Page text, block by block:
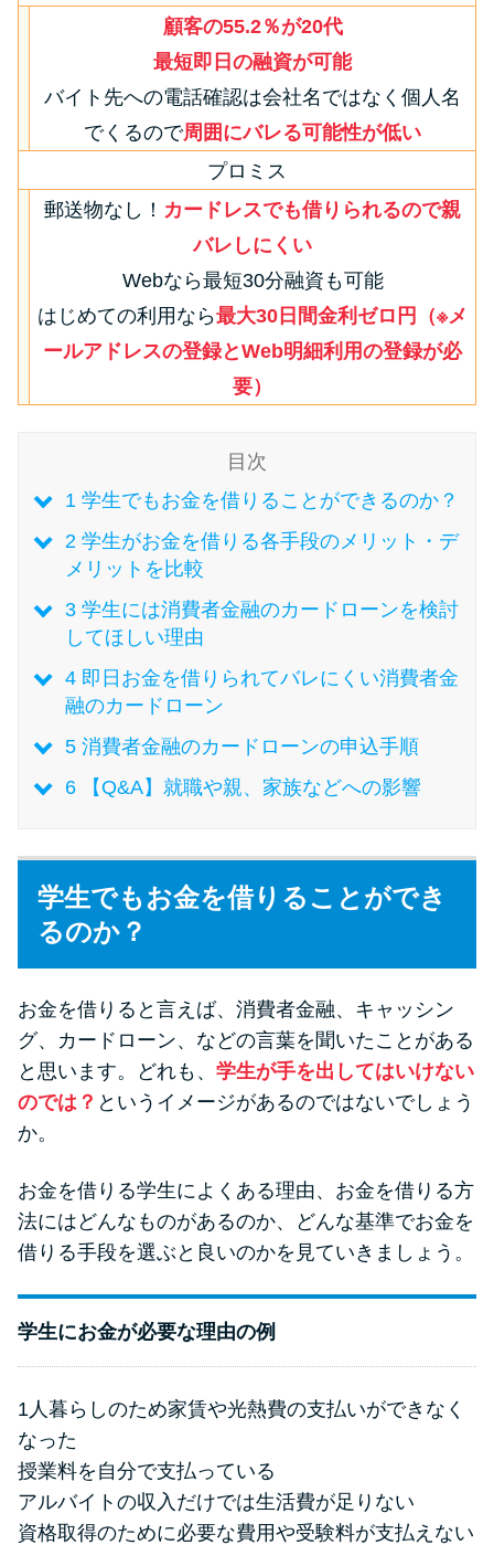
種類・特徴別一覧
その他コラム
今月の家賃払えない…2ヵ月目に
は解決しないと危険な理由と対
処法3つ
家賃払えないが強制退去は避け
たい…市役所に相談より賢い方
法2選
街金とは？絶対審査通る？借金
質屋でお金を借りるには？年利
やシステムをカードローンと比
学生がお金を借りる方法があ
る？
学生がお金を借りる方法は？親
ソフト闇金とは？悪質な手口に
090金融（闇金）からお金を借り
てはいけない理由と借りた場合
の対処法
ブラックでもお金を借りるに
は？3つの判断基準と工面法
アコムはブラックでも審査に通
る？ 自分がブラックか確かめる
アコムとレイクどっちがいい
の？ カードローンの選び方を徹
底解説！
顧客の55.2％が20代
最短即日の融資が可能
バイト先への電話確認は会社名ではなく個人名
でくるので周囲にバレる可能性が低い
プロミス
郵送物なし！ カードレスでも借りられるので親
バレしにくい
Webなら最短30分融資も可能
はじめての利用なら最大30日間金利ゼロ円（※メ
ールアドレスの登録とWeb明細利用の登録が必
要）
目次
1学生でもお金を借りることができるのか？
2学生がお金を借りる各手段のメリット・デ
メリットを比較
3学生には消費者金融のカードローンを検討
してほしい理由
4即日お金を借りられてバレにくい消費者金
融のカードローン
5消費者金融のカードローンの申込手順
6【Q&A】就職や親、家族などへの影響
学生でもお金を借りることができ
るのか？
お金を借りると言えば、消費者金融、キャッシン
グ、カードローン、などの言葉を聞いたことがある
と思います。どれも、 学生が手を出してはいけない
のでは？ というイメージがあるのではないでしょう
か。
お金を借りる学生によくある理由、お金を借りる方
法にはどんなものがあるのか、どんな基準でお金を
借りる手段を選ぶと良いのかを見ていきましょう。
学生にお金が必要な理由の例
1人暮らしのため家賃や光熱費の支払いができなく
なった
授業料を自分で支払っている
アルバイトの収入だけでは生活費が足りない
資格取得のために必要な費用や受験料が支払えない